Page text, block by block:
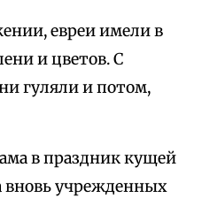
евреи имели в
и цветов. С
гуляли и потом,
в праздник кущей
вновь учрежденных